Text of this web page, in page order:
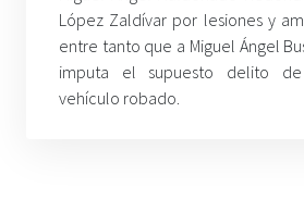
López Zaldívar por lesiones y
entre tanto que a Miguel Ángel
imputa el supuesto delito
vehículo robado.